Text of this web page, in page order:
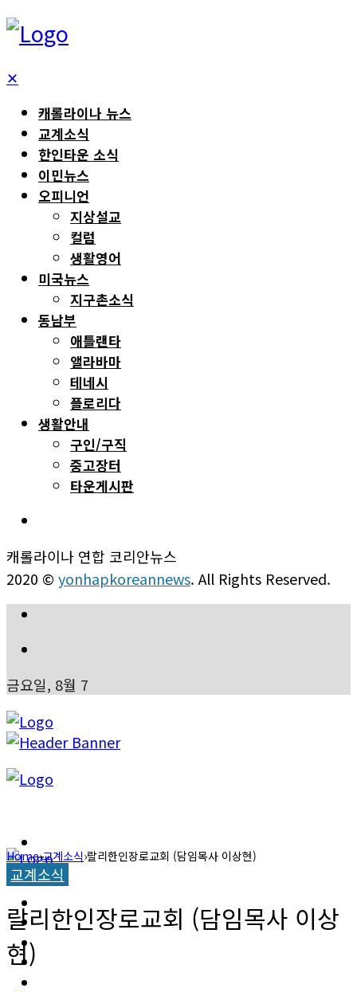
✕
캐롤라이나 뉴스
교계소식
한인타운 소식
이민뉴스
오피니언
지상설교
컬럼
생활영어
미국뉴스
지구촌소식
동남부
애틀랜타
앨라바마
테네시
플로리다
생활안내
구인/구직
중고장터
타운게시판
캐롤라이나 연합 코리안뉴스
2020 © yonhapkoreannews. All Rights Reserved.
금요일, 8월 7
교계소식
한인타운 소식
Home›교계소식›랄리한인장로교회 (담임목사 이상현)
교계소식
랄리한인장로교회 (담임목사 이상
현)